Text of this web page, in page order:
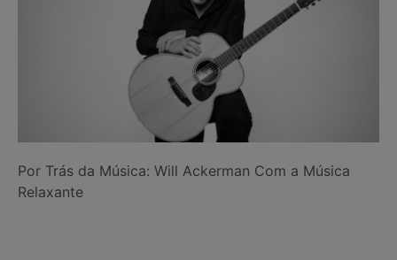
Por Trás da Música: Will Ackerman Com a Música
Relaxante